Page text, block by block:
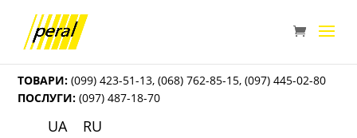
ТОВАРИ: (099) 423-51-13,(068) 762-85-15,(097) 445-02-80
ПОСЛУГИ: (097) 487-18-70
UA RU